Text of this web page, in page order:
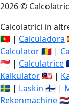
2026 ©
Calcolatrici in
🇵🇹 | Calculadora
Calculator🇷🇴 |
🇸🇬 | Calculatrice
Kalkulator🇲🇾 |
🇸🇪 | Laskin 🇫🇮 |
Rekenmachine